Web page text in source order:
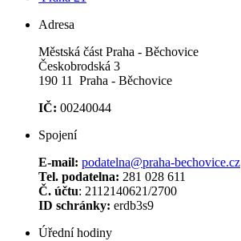
Adresa
Městská část Praha - Běchovice
Českobrodská 3
190 11 Praha - Běchovice
IČ: 00240044
Spojení
E-mail: podatelna@praha-bechovice.cz
Tel. podatelna: 281 028 611
Č. účtu: 2112140621/2700
ID schránky: erdb3s9
Úřední hodiny